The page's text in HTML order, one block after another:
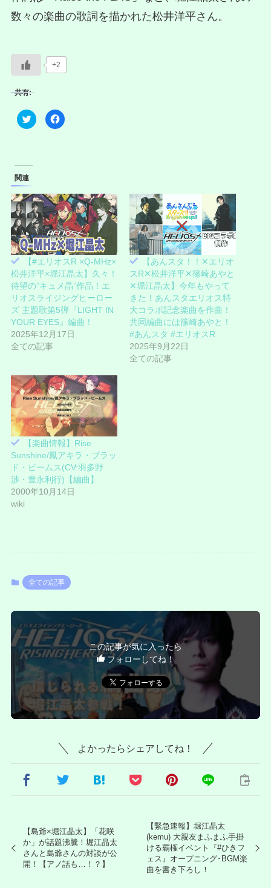
数々の楽曲の歌詞を描かれた松井洋平さん。
+2
共有:
ク
リ
w
e
r
で
共
有
(
新
し
い
ウ
ィ
ン
ド
ウ
で
開
き
ま
す
)
F
a
す
る
に
は
ク
リ
ッ
ク
し
て
く
だ
さ
い
(
新
し
い
ウ
ィ
き
ま
す
)
関連
【#エリオスR ×Q-MHz×
松井洋平×堀江晶太】久々！
待望の”キュメ晶”作品！エ
リオスライジングヒーロー
ズ 主題歌第5弾『LIGHT IN
YOUR EYES』編曲！
2025年12月17日
全ての記事
【あんスタ！！✕エリオ
スR✕松井洋平✕篠崎あやと
✕堀江晶太】今年もやって
きた！あんスタエリオス特
大コラボ記念楽曲を作曲！
共同編曲には篠崎あやと！
#あんスタ #エリオスR
2025年9月22日
全ての記事
【楽曲情報】Rise
Sunshine/鳳アキラ・ブラッ
ド・ビームス(CV:羽多野
渉・豊永利行)【編曲】
2000年10月14日
wiki
全ての記事
この記事が気に入ったら
フォローしてね！
よかったらシェアしてね！
【島爺×堀江晶太】「花咲
か」が話題沸騰！堀江晶太
さんと島爺さんの対談が公
開！【アノ話も…！？】
【緊急速報】堀江晶太
(kemu) 大親友まふまふ手掛
ける覇権イベント『#ひきフ
ェス』オープニング･BGM楽
曲を書き下ろし！